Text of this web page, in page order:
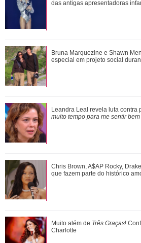
Mendes já fez no Brasil
Relembre as vezes que Virginia
polêmicas sem rebater
Shawn Mendes, João
os amores - e affairs - de Bruna
Inesquecíveis! Confira as frases
gerações
Muito além de Três Graças!
Charlotte
das antigas apresentadoras
Bruna Marquezine e Shawn
especial em projeto social
Leandra Leal revela luta contra
muito tempo para me sentir bem
Chris Brown, A$AP Rocky,
que fazem parte do histórico
Muito além de Três Graças!
Charlotte